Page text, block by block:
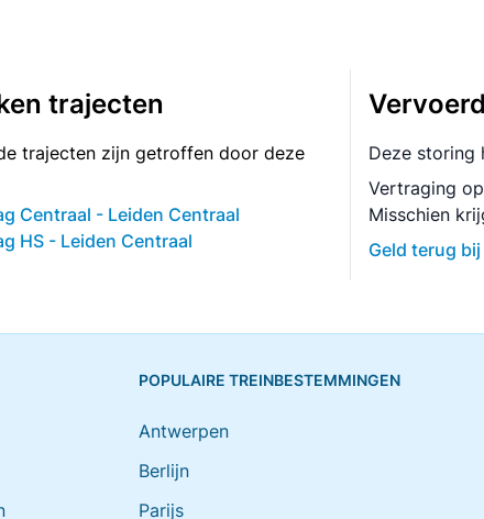
trajecten
trajecten zijn getroffen door deze
Centraal - Leiden Centraal
HS - Leiden Centraal
Deze storing
Vertraging
Misschien
Geld terug
POPULAIRE TREINBESTEMMINGEN
Antwerpen
Berlijn
Parijs